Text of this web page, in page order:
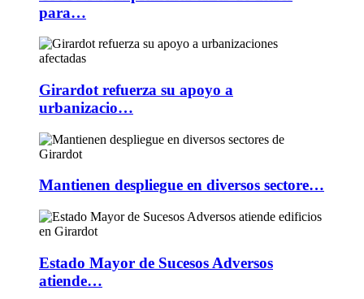
para…
Girardot refuerza su apoyo a
urbanizacio…
Mantienen despliegue en diversos sectore…
Estado Mayor de Sucesos Adversos
atiende…